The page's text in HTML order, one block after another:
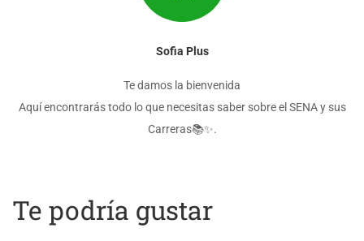
Sofia Plus
Te damos la bienvenida
Aquí encontrarás todo lo que necesitas saber sobre el SENA y sus
Carreras📚✨.
Te podría gustar